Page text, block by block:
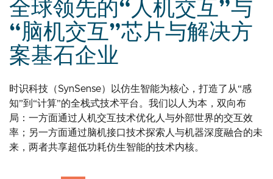
全球领先的“人机交互”与
“脑机交互”芯片与解决方
案基石企业
时识科技（SynSense）以仿生智能为核心，打造了从“感
知”到“计算”的全栈式技术平台。我们以人为本，双向布
局：一方面通过人机交互技术优化人与外部世界的交互效
率；另一方面通过脑机接口技术探索人与机器深度融合的未
来，两者共享超低功耗仿生智能的技术内核。